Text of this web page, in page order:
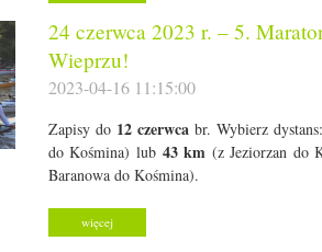
24 czerwca 2023 r. – 5.
Wieprzu!
2023-04-16 11:15:00
Zapisy do 12 czerwca br. Wybierz dystans:
do Kośmina) lub 43 km (z Jeziorzan do
Baranowa do Kośmina).
więcej